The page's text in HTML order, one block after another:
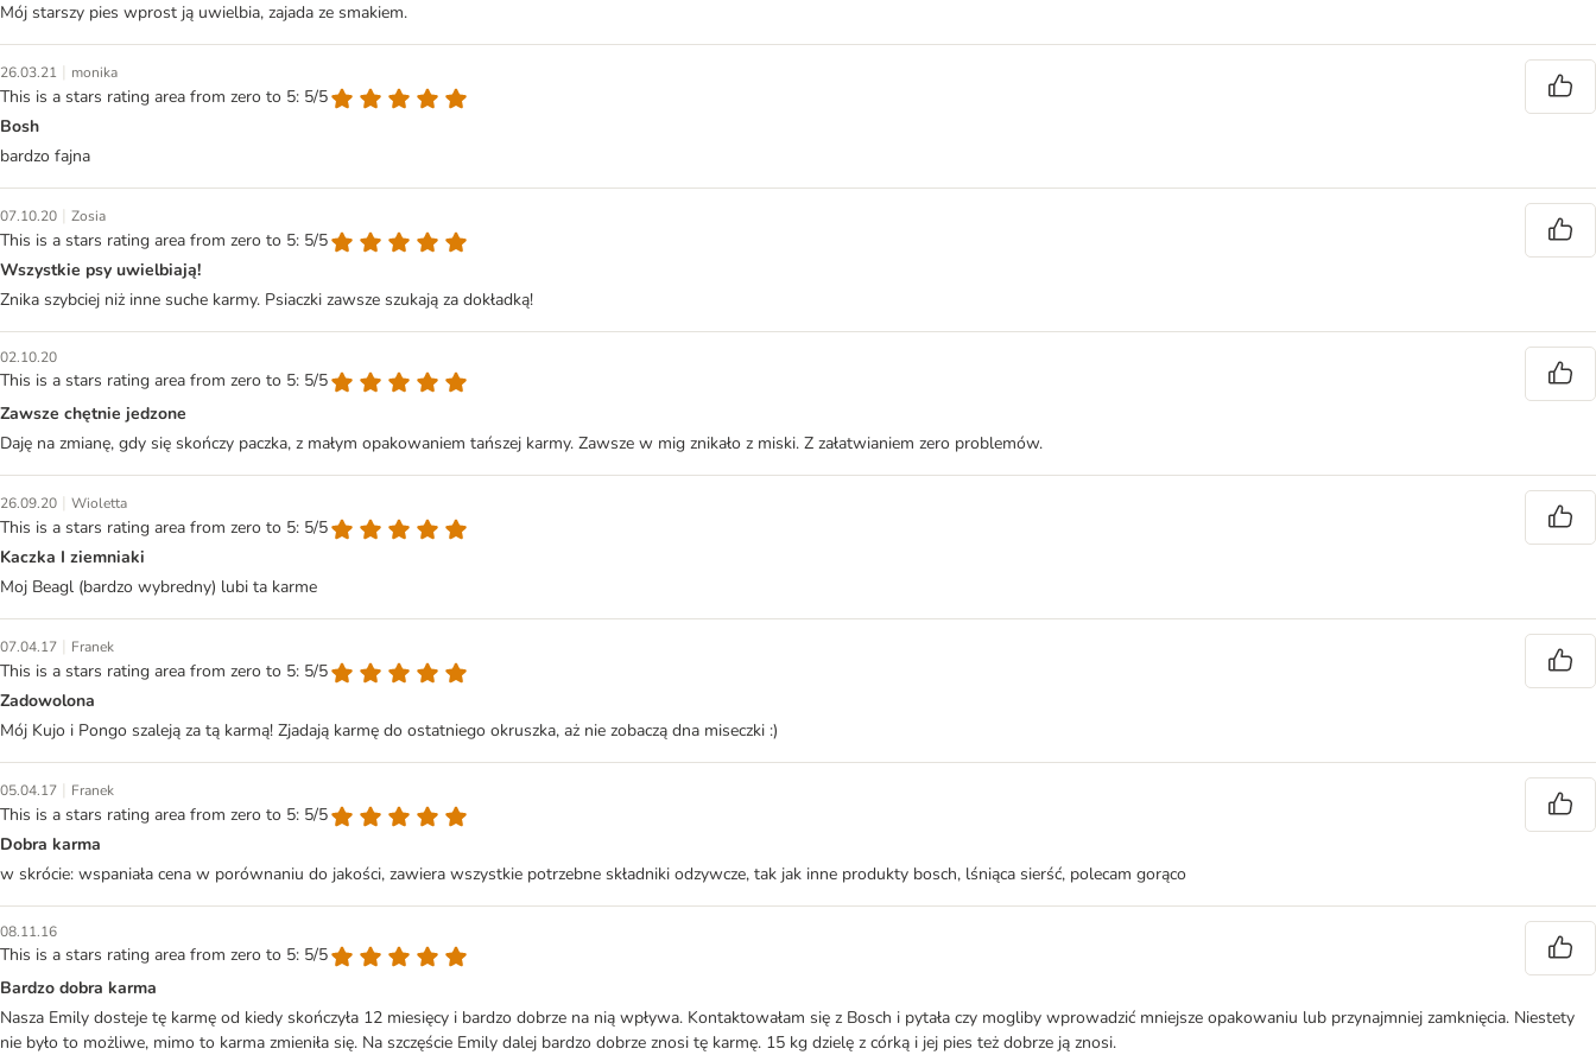
Mój starszy pies wprost ją uwielbia, zajada ze smakiem.
26.03.21 | monika
This is a stars rating area from zero to 5: 5/5
Bosh
bardzo fajna
07.10.20 | Zosia
This is a stars rating area from zero to 5: 5/5
Wszystkie psy uwielbiają!
Znika szybciej niż inne suche karmy. Psiaczki zawsze szukają za dokładką!
02.10.20
This is a stars rating area from zero to 5: 5/5
Zawsze chętnie jedzone
Daję na zmianę, gdy się skończy paczka, z małym opakowaniem tańszej karmy. Zawsze w mig znikało z miski. Z załatwianiem zero problemów.
26.09.20 | Wioletta
This is a stars rating area from zero to 5: 5/5
Kaczka I ziemniaki
Moj Beagl (bardzo wybredny) lubi ta karme
07.04.17 | Franek
This is a stars rating area from zero to 5: 5/5
Zadowolona
Mój Kujo i Pongo szaleją za tą karmą! Zjadają karmę do ostatniego okruszka, aż nie zobaczą dna miseczki :)
05.04.17 | Franek
This is a stars rating area from zero to 5: 5/5
Dobra karma
w skrócie: wspaniała cena w porównaniu do jakości, zawiera wszystkie potrzebne składniki odzywcze, tak jak inne produkty bosch, lśniąca sierść, polecam gorąco
08.11.16
This is a stars rating area from zero to 5: 5/5
Bardzo dobra karma
Nasza Emily dosteje tę karmę od kiedy skończyła 12 miesięcy i bardzo dobrze na nią wpływa. Kontaktowałam się z Bosch i pytała czy mogliby wprowadzić mniejsze opakowaniu lub przynajmniej zamknięcia. Niestety
nie było to możliwe, mimo to karma zmieniła się. Na szczęście Emily dalej bardzo dobrze znosi tę karmę. 15 kg dzielę z córką i jej pies też dobrze ją znosi.